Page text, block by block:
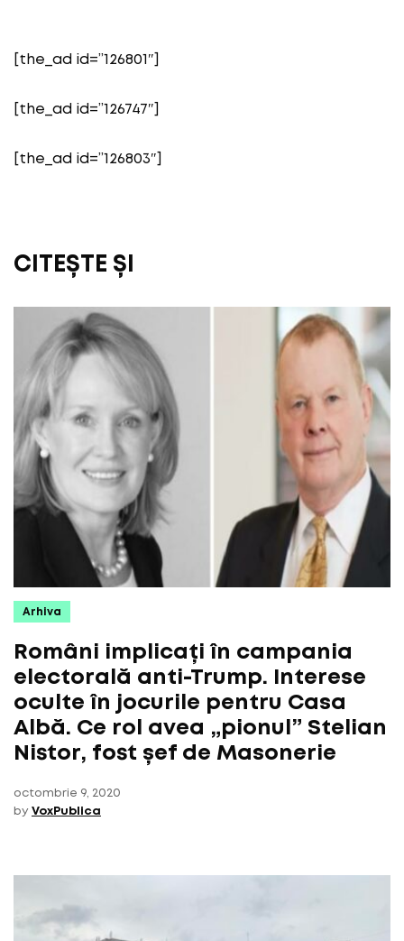
[the_ad id=”126801″]
[the_ad id=”126747″]
[the_ad id=”126803″]
CITEȘTE ȘI
Arhiva
Români implicați în campania
electorală anti-Trump. Interese
oculte în jocurile pentru Casa
Albă. Ce rol avea „pionul” Stelian
Nistor, fost șef de Masonerie
octombrie 9, 2020
by VoxPublica